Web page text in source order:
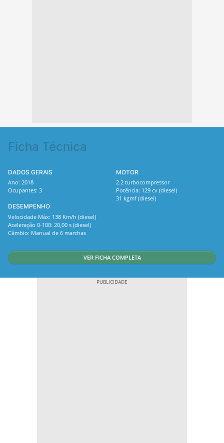
Ficha Técnica
DADOS GERAIS
Ano: 2018
Ocupantes: 3
MOTOR
2.2 turbocompressor
Potência: 129 cv (diesel)
31 kgmf (diesel)
DESEMPENHO
Velocidade Máx: 138 Km/h (diesel)
Aceleração 0-100: 20,00 s (diesel)
Câmbio: Manual de 6 marchas
VER FICHA COMPLETA